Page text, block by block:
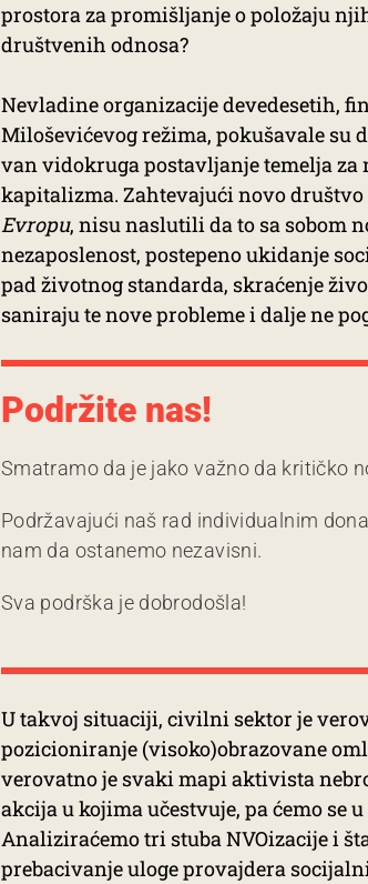
prostora za promišljanje o položaju
društvenih odnosa?
Nevladine organizacije devedesetih,
Miloševićevog režima, pokušavale su
van vidokruga postavljanje temelja
kapitalizma. Zahtevajući novo
Evropu, nisu naslutili da to sa sobom
nezaposlenost, postepeno ukidanje
pad životnog standarda, skraćenje
saniraju te nove probleme i dalje ne
Podržite nas!
Smatramo da je jako važno da kritičko
Podržavajući naš rad individualnim
nam da ostanemo nezavisni.
Sva podrška je dobrodošla!
U takvoj situaciji, civilni sektor je
pozicioniranje (visoko)obrazovane
verovatno je svaki mapi aktivista
akcija u kojima učestvuje, pa ćemo se
Analiziraćemo tri stuba NVOizacije i
prebacivanje uloge provajdera